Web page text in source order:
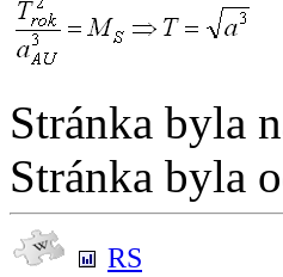
Stránka byla
Stránka byla
RS